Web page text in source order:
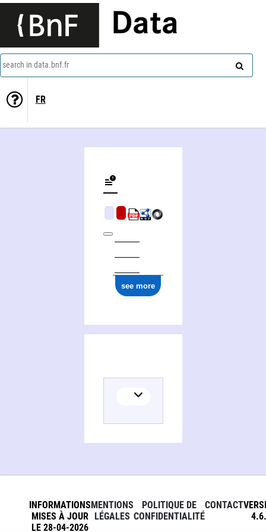
Data
search in data.bnf.fr
FR
see more
INFORMATIONS
MISES À JOUR
LE 28-04-2026
MENTIONS
LÉGALES
POLITIQUE DE
CONFIDENTIALITÉ
CONTACT